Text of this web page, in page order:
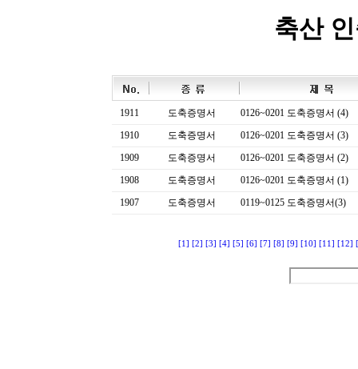
축산
1911 도축증명서
0126~0201 도축증명서 (4)
1910
도축증명서
0126~0201 도축증명서 (3)
1909
도축증명서
0126~0201 도축증명서 (2)
1908
도축증명서
0126~0201 도축증명서 (1)
1907
도축증명서 0119~0125 도축증명서(3)
[1] [2] [3] [4] [5] [6] [7] [8] [9] [10] [11] [12]